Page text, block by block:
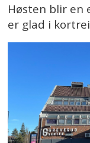
Høsten blir en
er glad i